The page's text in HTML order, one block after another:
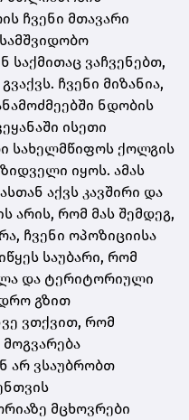
ჩვენი მთავარი
საქმითაც ვაჩვენებთ,
ჩვენი მიზანია,
ნდობის
ისეთი
სახელმწიფოს ქოლგის
იყოს. ამას
აქვს კავშირი და
არის, რომ მას შემდეგ,
ჩვენი ოპოზიციისა
საუბარი, რომ
და ტერიტორიული
გზით
ვთქვით, რომ
არ ვსაუბრობთ
მცხოვრები